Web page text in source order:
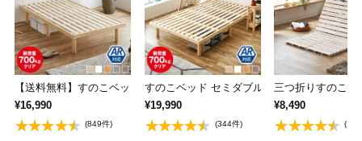
【送料無料】すのこベッド シングル 木製ベッド…
¥16,990
(849件)
すのこベッド セミダブル 木製ベッド フレー
¥19,990
(344件)
三つ折りすのこ
¥8,490